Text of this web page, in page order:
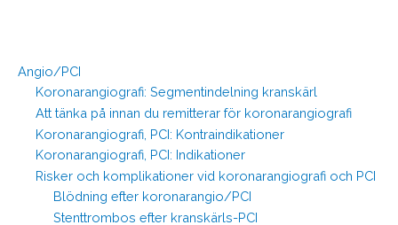
Angio/PCI
Koronarangiografi: Segmentindelning kranskärl
Att tänka på innan du remitterar för koronarangiografi
Koronarangiografi, PCI: Kontraindikationer
Koronarangiografi, PCI: Indikationer
Risker och komplikationer vid koronarangiografi och PCI
Blödning efter koronarangio/PCI
Stenttrombos efter kranskärls-PCI